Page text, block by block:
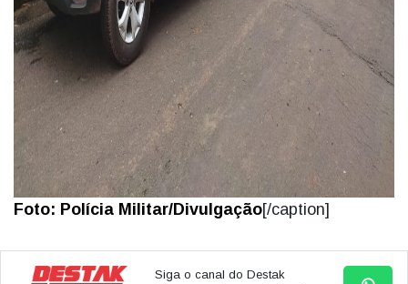
Foto: Polícia Militar/Divulgação[/caption]
Siga o canal do Destak